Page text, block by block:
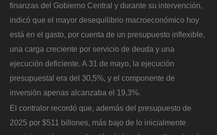
finanzas del Gobierno Central y durante su intervención,
indicó que el mayor desequilibrio macroeconómico hoy
está en el gasto, por cuenta de un presupuesto inflexible,
una carga creciente por servicio de deuda y una
ejecución deficiente. A 31 de mayo, la ejecución
presupuestal era del 30,5%, y el componente de
inversión apenas alcanzaba el 19,3%.
El contralor recordó que, además del presupuesto de
2025 por $511 billones, más bajo de lo inicialmente